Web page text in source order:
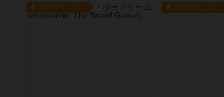
ルール/インスト ルール/インスト